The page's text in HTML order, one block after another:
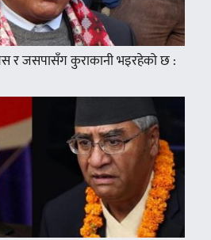
र जसपासँग कुराकानी भइरहेको छ :